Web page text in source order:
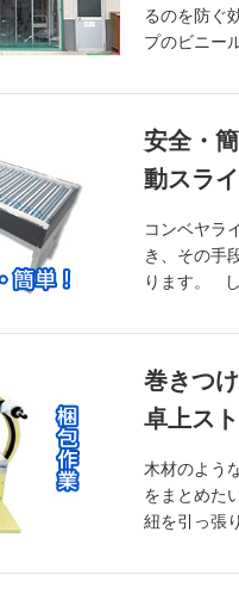
るのを防ぐ
プのビニー
安全・
動スラ
コンベヤラ
き、その手
ります。
巻きつ
卓上ス
木材のよう
をまとめた
紐を引っ張